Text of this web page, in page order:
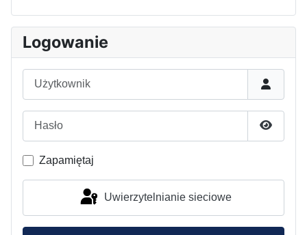
Logowanie
Pokaż
Zapamiętaj
Uwierzytelnianie sieciowe